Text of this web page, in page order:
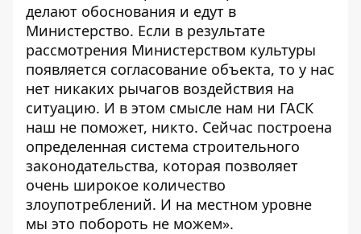
делают обоснования и едут в
Министерство. Если в результате
рассмотрения Министерством культуры
появляется согласование объекта, то у нас
нет никаких рычагов воздействия на
ситуацию. И в этом смысле нам ни ГАСК
наш не поможет, никто. Сейчас построена
определенная система строительного
законодательства, которая позволяет
очень широкое количество
злоупотреблений. И на местном уровне
мы это побороть не можем».